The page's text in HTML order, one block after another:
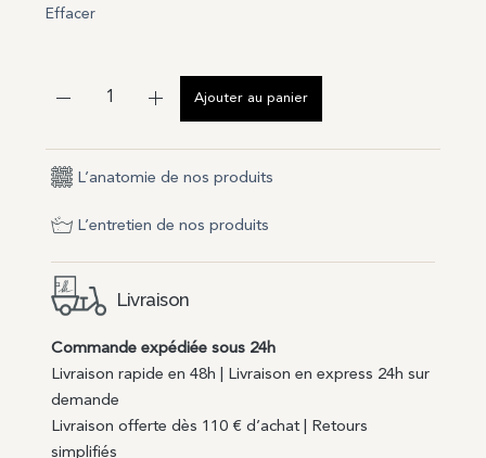
Effacer
Ajouter au panier
L’anatomie de nos produits
L’entretien de nos produits
Livraison
Commande expédiée sous 24h
Livraison rapide en 48h | Livraison en express 24h sur
demande
Livraison offerte dès 110 € d’achat | Retours
simplifiés